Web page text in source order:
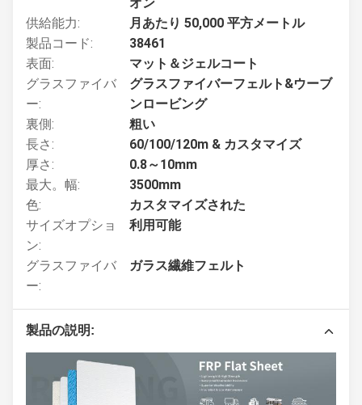
供給能力:
月あたり 50,000 平方メートル
製品コード:
38461
表面:
マット＆ジェルコート
グラスファイバ
ー:
グラスファイバーフェルト&ウーブ
ンロービング
裏側:
粗い
長さ:
60/100/120m & カスタマイズ
厚さ:
0.8～10mm
最大。幅:
3500mm
色:
カスタマイズされた
サイズオプショ
ン:
利用可能
グラスファイバ
ー:
ガラス繊維フェルト
製品の説明: